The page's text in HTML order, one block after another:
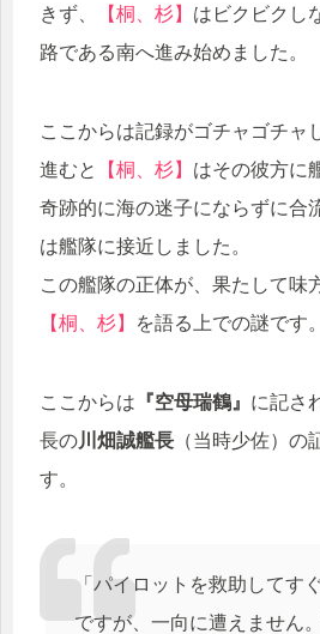
きず、
【桐、杉】 はビクビクし
路である南へ進み始めました。
ここからは記録がゴチャゴチャ
進むと
【桐、杉】 はその彼方に
奇跡的に海の迷子にならずに合
は艦隊に接近しました。
この艦隊の正体が、果たして味
【桐、杉】
を語る上での謎です。
ここからは 『空母瑞鶴』 に記さ
長の川畑誠艦長 （当時少佐）の
す。
「パイロットを救助してす
ですが、一向に遭えません